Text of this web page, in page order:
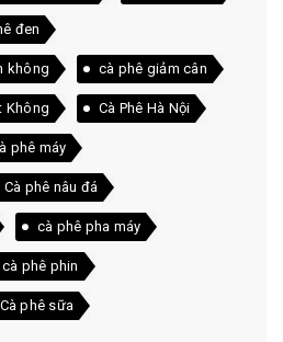
đen
không cà phê giảm cân
Không Cà Phê Hà Nội
phê máy
Cà phê nâu đá
cà phê pha máy
cà phê phin
Cà phê sữa